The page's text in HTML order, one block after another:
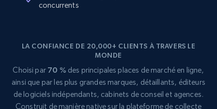
concurrents
LA CONFIANCE DE 20,000+ CLIENTS À TRAVERS LE
MONDE
Choisi par 70 % des principales places de marché en ligne,
ainsi que par les plus grandes marques, détaillants, éditeurs
de logiciels indépendants, cabinets de conseil et agences.
Construit de manière native sur la plateforme de collecte